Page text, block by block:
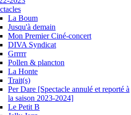
La Boum
Jusqu'à demain
Mon Premier Ciné-concert
DIVA Syndicat
Grrrrr
Pollen & plancton
La Honte
Trait(s)
Per Dare [Spectacle annulé et reporté à
la saison 2023-2024]
Le Petit B